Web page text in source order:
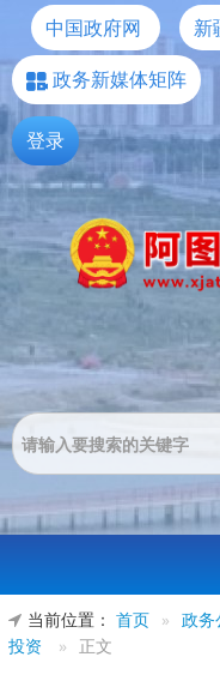
中国政府网 新
政务新媒体矩阵
登录
当前位置： 首页 » 政务
投资
» 正文